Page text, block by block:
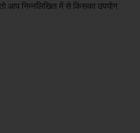
आप निम्नलिखित में से किसका उपयोग